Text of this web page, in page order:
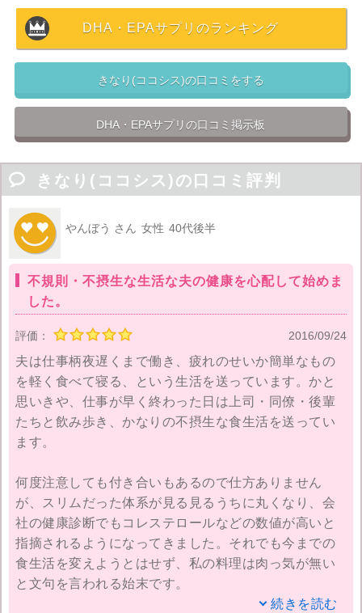
その実力は業界トップクラスです。
沢山の人に指示されている理由は大きく分けて以下の３
つ。
 圧倒的な吸収力と抗酸化力
酸化しがちなDHA・EPAをしっかり守る成分配合だから
しっかり届いて吸収できます。

サラサラ成分の超王道なっとうキナーゼ配合
8,000万個の納豆菌がしぶといドロドロ血液をサラサラに
します。
 オレンジの成分配合で魚臭さをしっかりブロック!
だから、数あるDHA・EPAの中で最も飲みやすく、続け
やすい。
こんなにいいことずくめだから、選ばれているのも納得
ですね！
「きなり」は現在超お得な「特別モニター毎月お届けコ
ース」を募集しており
初回お届け分（1ヶ月分）は1,980
円で購入できます。
DHA・EPAサプリのランキング
きなり(ココシス)の口コミをする
DHA・EPAサプリの口コミ掲示板
 きなり(ココシス)の口コミ評判
やんぼう さん 女性 40代後半
不規則・不摂生な生活な夫の健康を心配して始めま
した。
評価： 2016/09/24
夫は仕事柄夜遅くまで働き、疲れのせいか簡単なもの
を軽く食べて寝る、という生活を送っています。かと
思いきや、仕事が早く終わった日は上司・同僚・後輩
たちと飲み歩き、かなりの不摂生な食生活を送ってい
ます。
何度注意しても付き合いもあるので仕方ありません
が、スリムだった体系が見る見るうちに丸くなり、会
社の健康診断でもコレステロールなどの数値が高いと
指摘されるようになってきました。それでも今までの
食生活を変えようとはせず、私の料理は肉っ気が無い
と文句を言われる始末です。
続きを読む